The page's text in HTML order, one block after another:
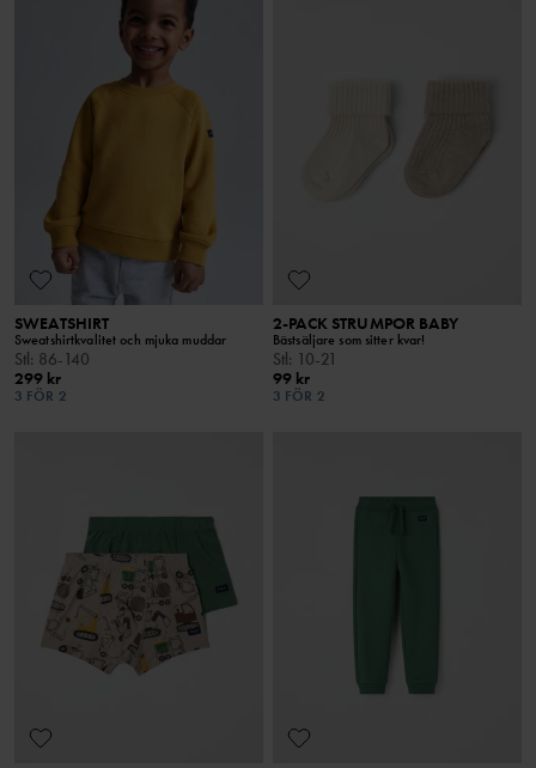
SWEATSHIRT
Sweatshirtkvalitet och mjuka muddar
Stl: 86-140
299 kr
3 FÖR 2
2-PACK STRUMPOR BABY
Bästsäljare som sitter kvar!
Stl: 10-21
99 kr
3 FÖR 2